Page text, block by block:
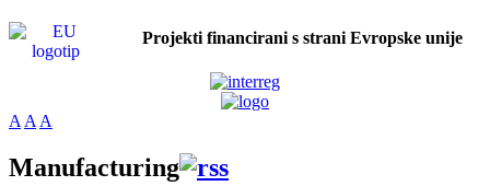
Projekti financirani s strani Evropske unije
A A A
Manufacturing